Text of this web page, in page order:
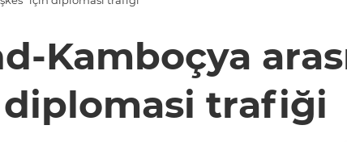
Kamboçya
diplomasi trafiği